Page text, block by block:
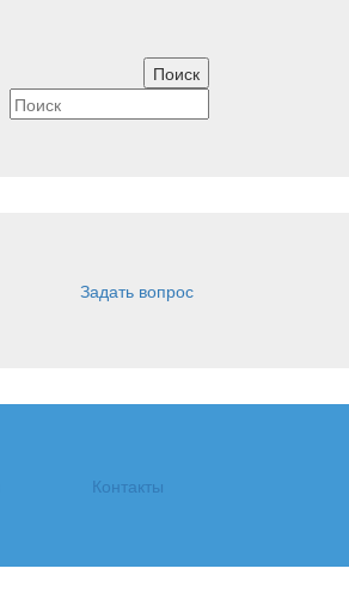
Задать вопрос
Контакты